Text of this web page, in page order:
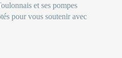
et ses pompes
pour vous soutenir avec